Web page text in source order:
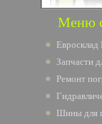
Меню
Запчасти
Ремонт
Шины для